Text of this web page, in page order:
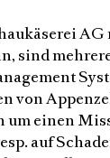
sind
von
um einen
auf